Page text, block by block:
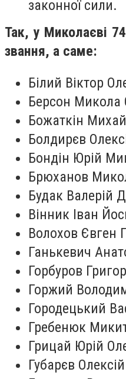
законної сили.
Так, у Миколаєві
звання, а саме:
Білий Віктор
Берсон Микола
Божаткін
Болдирєв
Бондін Юрій
Брюханов
Будак Валерій
Вінник Іван
Волохов Євген
Ганькевич
Горбуров
Горжий
Городецький
Гребенюк
Грицай Юрій
Губарєв